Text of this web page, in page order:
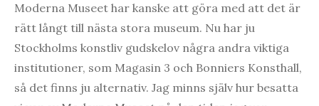
Moderna Museet har kanske att göra med att det är
rätt långt till nästa stora museum. Nu har ju
Stockholms konstliv gudskelov några andra viktiga
institutioner, som Magasin 3 och Bonniers Konsthall,
så det finns ju alternativ. Jag minns själv hur besatta